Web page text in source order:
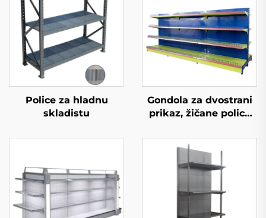
Police za hladnu
skladistu
Gondola za dvostrani
prikaz, žičane police
maloprodajnu
trgovinu YD-S002A